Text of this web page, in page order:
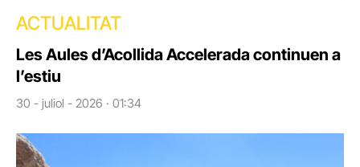
ACTUALITAT
Les Aules d’Acollida Accelerada continuen a
l’estiu
30 - juliol - 2026 · 01:34